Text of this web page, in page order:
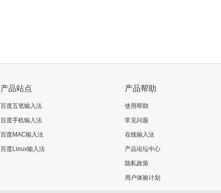
产品站点
百度五笔输入法
百度手机输入法
百度MAC输入法
百度Linux输入法
产品帮助
使用帮助
常见问题
在线输入法
产品论坛中心
隐私政策
用户体验计划